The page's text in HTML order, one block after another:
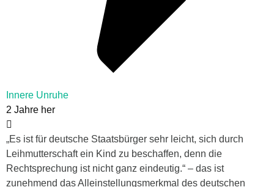
Innere Unruhe
2 Jahre her
„Es ist für deutsche Staatsbürger sehr leicht, sich durch
Leihmutterschaft ein Kind zu beschaffen, denn die
Rechtsprechung ist nicht ganz eindeutig.“ – das ist
zunehmend das Alleinstellungsmerkmal des deutschen